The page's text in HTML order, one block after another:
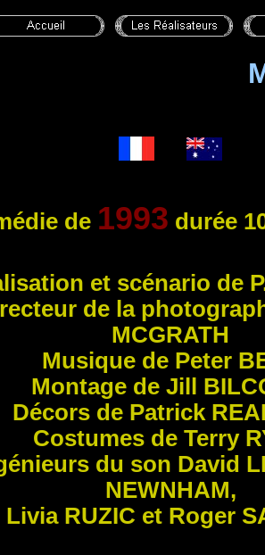
de 1993 durée
et scénario de
de la
MCGRATH
Musique de Peter
Montage de Jill
Décors de Patrick
Costumes de Terry
du son David
NEWNHAM,
Livia RUZIC et Roger